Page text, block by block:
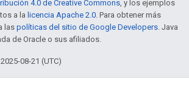
4.0 de Creative Commons, y los ejemplos
a la licencia Apache 2.0. Para obtener más
las políticas del sitio de Google Developers. Java
de Oracle o sus afiliados.
08-21 (UTC)